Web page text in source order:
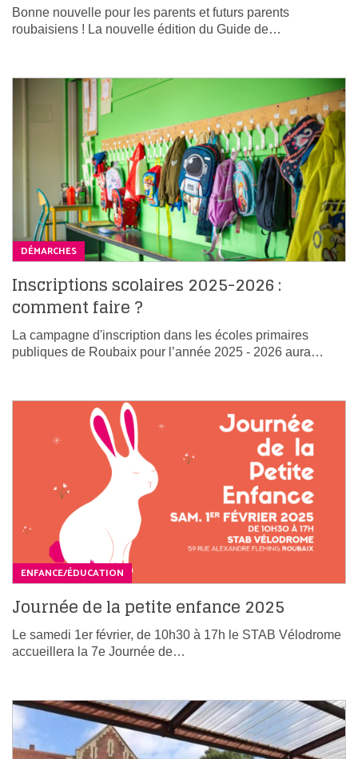
Bonne nouvelle pour les parents et futurs parents
roubaisiens ! La nouvelle édition du Guide de…
DÉMARCHES
Inscriptions scolaires 2025-2026 :
comment faire ?
La campagne d'inscription dans les écoles primaires
publiques de Roubaix pour l’année 2025 - 2026 aura…
ENFANCE/ÉDUCATION
Journée de la petite enfance 2025
Le samedi 1er février, de 10h30 à 17h le STAB Vélodrome
accueillera la 7e Journée de…